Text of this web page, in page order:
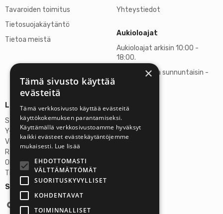
Tavaroiden toimitus
Tietosuojakäytäntö
Tietoa meistä
Yhteystiedot
Aukioloajat
Aukioloajat arkisin 10:00 -
18:00.
Lauantaisin ja sunnuntaisin -
Seuraa meitä:
Lisätietoja
Stardust Finland Oy
Y-tunnus: 2972445-9
Virallinen osoite
Rantatie 37 C75, 33250 Tampere
OP Tampere
Tilinumero FI6357300820922629
×
Tämä sivusto käyttää
evästeitä
Tämä verkkosivusto käyttää evästeitä
käyttökokemuksen parantamiseksi.
Käyttämällä verkkosivustoamme hyväksyt
kaikki evästeet evästekäytäntöjemme
mukaisesti. Lue lisää
EHDOTTOMASTI
VÄLTTÄMÄTTÖMÄT
SUORITUSKYVYLLISET
KOHDENTAVAT
TOIMINNALLISET